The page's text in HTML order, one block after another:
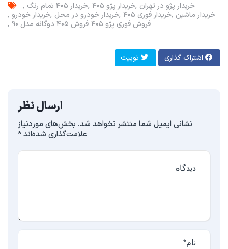
خریدار ۴۰۵ تمام رنگ خریدار پژو ۴۰۵ خریدار پژو در تهران
خریدار خودرو خریدار خودرو در محل خریدار فوری ۴۰۵ خریدار ماشین
فروش ۴۰۵ دوگانه مدل ۹۰
فروش فوری پژو ۴۰۵
اشتراک گذاری توییت
ارسال نظر
نشانی ایمیل شما منتشر نخواهد شد. بخش‌های موردنیاز
علامت‌گذاری شده‌اند*